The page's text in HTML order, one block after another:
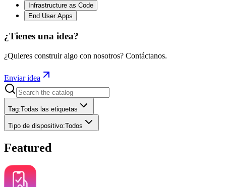
Infrastructure as Code
End User Apps
¿Tienes una idea?
¿Quieres construir algo con nosotros? Contáctanos.
Enviar idea
Tag:Todas las etiquetas
Tipo de dispositivo:Todos
Featured